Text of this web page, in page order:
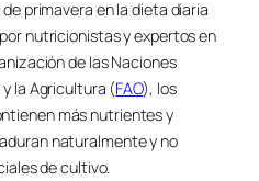
primavera en la dieta diaria
nutricionistas y expertos en
de las Naciones
la Agricultura (FAO), los
más nutrientes y
naturalmente y no
de cultivo.